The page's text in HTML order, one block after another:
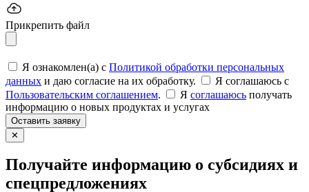
Прикрепить файл
Я ознакомлен(а) с Политикой обработки персональных
данных и даю согласие на их обработку.
Я соглашаюсь c
Пользовательским соглашением. Я соглашаюсь получать
информацию о новых продуктах и услугах
Оставить заявку
✕
Получайте информацию о субсидиях и
спецпредложениях